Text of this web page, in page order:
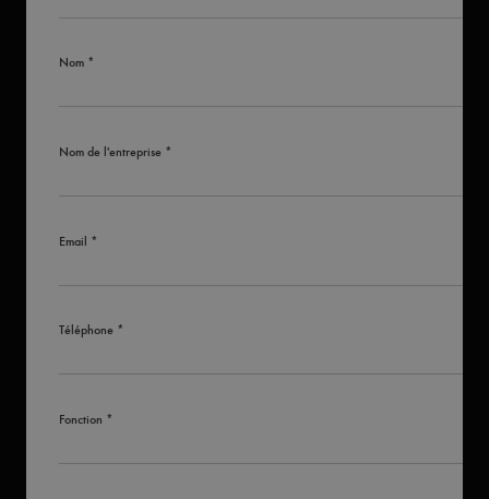
Nom *
Nom de l'entreprise *
Email *
Téléphone *
Fonction *